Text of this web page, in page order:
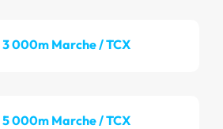
3 000m Marche / TCX
5 000m Marche / TCX